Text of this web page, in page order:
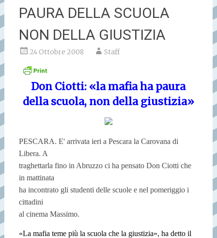
PAURA DELLA SCUOLA
NON DELLA GIUSTIZIA
24 Ottobre 2008 Staff
Don Ciotti: «la mafia ha paura
della scuola, non della giustizia»
PESCARA. E' arrivata ieri a Pescara la Carovana di
Libera. A
traghettarla fino in Abruzzo ci ha pensato Don Ciotti che
in mattinata
ha incontrato gli studenti delle scuole e nel pomeriggio i
cittadini
al cinema Massimo.
«La mafia teme più la scuola che la giustizia», ha detto il